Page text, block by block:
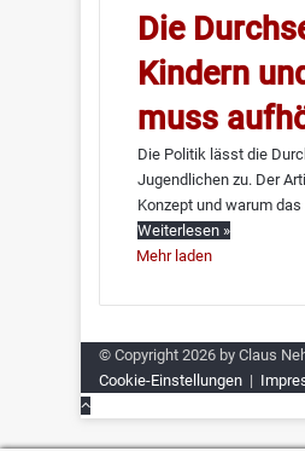
Die
Kindern
muss
Die Politik lässt die
Jugendlichen zu. Der
Konzept und warum
Weiterlesen »
Mehr laden
© Copyright 2026 by Claus
Cookie-Einstellungen |
Schaltfläche